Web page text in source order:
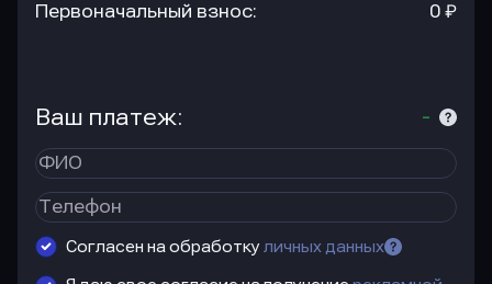
Первоначальный взнос: 0 ₽
Ваш платеж: -
Согласен на обработку личных данных